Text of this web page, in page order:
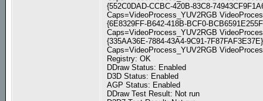
{552C0DAD-CCBC-420B-83C8-
Caps=VideoProcess_YUV2RGB
{6E8329FF-B642-418B-BCF0-
Caps=VideoProcess_YUV2RGB
{335AA36E-7884-43A4-9C91-
Caps=VideoProcess_YUV2RGB
Registry: OK
DDraw Status: Enabled
D3D Status: Enabled
AGP Status: Enabled
DDraw Test Result: Not run